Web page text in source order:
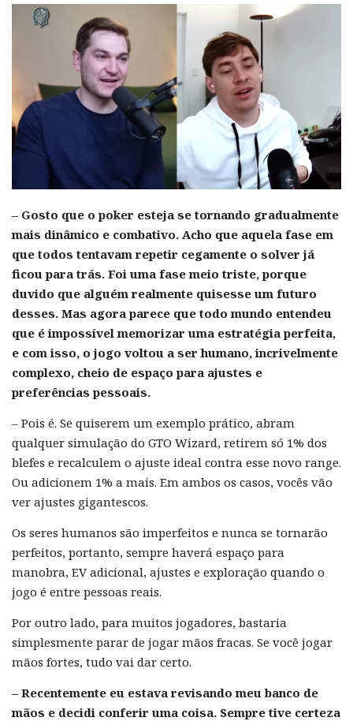
– Gosto que o poker esteja se tornando gradualmente
mais dinâmico e combativo. Acho que aquela fase em
que todos tentavam repetir cegamente o solver já
ficou para trás. Foi uma fase meio triste, porque
duvido que alguém realmente quisesse um futuro
desses. Mas agora parece que todo mundo entendeu
que é impossível memorizar uma estratégia perfeita,
e com isso, o jogo voltou a ser humano, incrivelmente
complexo, cheio de espaço para ajustes e
preferências pessoais.
– Pois é. Se quiserem um exemplo prático, abram
qualquer simulação do GTO Wizard, retirem só 1% dos
blefes e recalculem o ajuste ideal contra esse novo range.
Ou adicionem 1% a mais. Em ambos os casos, vocês vão
ver ajustes gigantescos.
Os seres humanos são imperfeitos e nunca se tornarão
perfeitos, portanto, sempre haverá espaço para
manobra, EV adicional, ajustes e exploração quando o
jogo é entre pessoas reais.
Por outro lado, para muitos jogadores, bastaria
simplesmente parar de jogar mãos fracas. Se você jogar
mãos fortes, tudo vai dar certo.
– Recentemente eu estava revisando meu banco de
mãos e decidi conferir uma coisa. Sempre tive certeza